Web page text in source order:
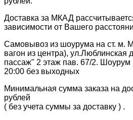
Доставка за МКАД
зависимости от Вашего
Самовывоз из шоурума на ст. м.
вагон из центра),
пассаж" 2 этаж пав. 67/2. Шоурум
20:00 без выходных
Минимальная сумма заказа на
рублей
( без учета суммы за доставку ) .